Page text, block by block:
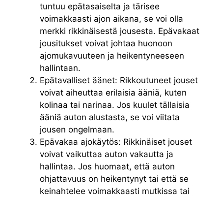
tuntuu epätasaiselta ja tärisee
voimakkaasti ajon aikana, se voi olla
merkki rikkinäisestä jousesta. Epävakaat
jousitukset voivat johtaa huonoon
ajomukavuuteen ja heikentyneeseen
hallintaan.
Epätavalliset äänet: Rikkoutuneet jouset
voivat aiheuttaa erilaisia ​​ääniä, kuten
kolinaa tai narinaa. Jos kuulet tällaisia ​​
ääniä auton alustasta, se voi viitata
jousen ongelmaan.
Epävakaa ajokäytös: Rikkinäiset jouset
voivat vaikuttaa auton vakautta ja
hallintaa. Jos huomaat, että auton
ohjattavuus on heikentynyt tai että se
keinahtelee voimakkaasti mutkissa tai